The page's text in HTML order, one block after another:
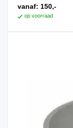
vanaf: 150,-
op voorraad